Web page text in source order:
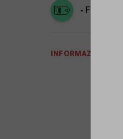
Familiarra
INFORMAZIO